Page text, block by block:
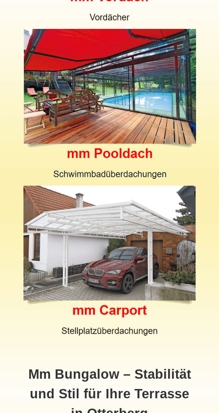
Mm Bungalow – Stabilität
und Stil für Ihre Terrasse